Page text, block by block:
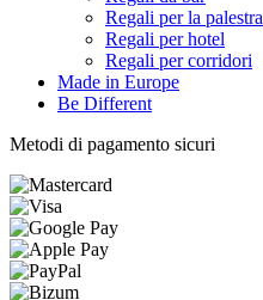
Regali per la palestra
Regali per hotel
Regali per corridori
Made in Europe
Be Different
Metodi di pagamento sicuri